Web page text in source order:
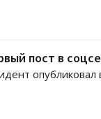
пост в